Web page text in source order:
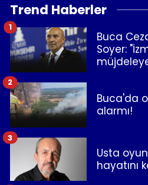
Trend Haberler
Buca
Soyer:
1
Buca'da
alarmı!
2
Usta
hayatını
3